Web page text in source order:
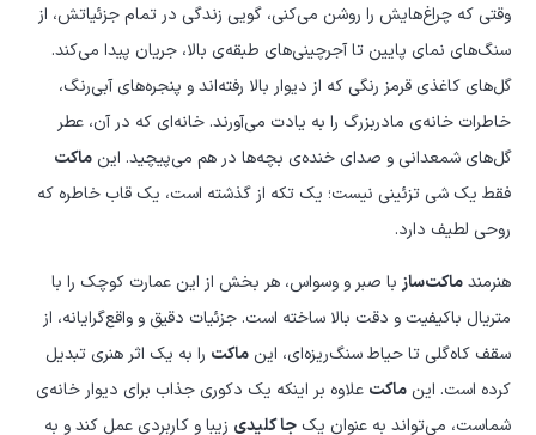
وقتی که چراغ‌هایش را روشن می‌کنی، گویی زندگی در تمام جزئیاتش، از
سنگ‌های نمای پایین تا آجرچینی‌های طبقه‌ی بالا، جریان پیدا می‌کند.
گل‌های کاغذی قرمز رنگی که از دیوار بالا رفته‌اند و پنجره‌های آبی‌رنگ،
خاطرات خانه‌ی مادربزرگ را به یادت می‌آورند. خانه‌ای که در آن، عطر
گل‌های شمعدانی و صدای خنده‌ی بچه‌ها در هم می‌پیچید. این ماکت
فقط یک شی تزئینی نیست؛ یک تکه از گذشته است، یک قاب خاطره که
روحی لطیف دارد.
هنرمندماکت‌ساز با صبر و وسواس، هر بخش از این عمارت کوچک را با
متریال باکیفیت و دقت بالا ساخته است. جزئیات دقیق و واقع‌گرایانه، از
سقف کاه‌گلی تا حیاط سنگ‌ریزه‌ای، این ماکت را به یک اثر هنری تبدیل
کرده است. این ماکت علاوه بر اینکه یک دکوری جذاب برای دیوار خانه‌ی
شماست، می‌تواند به عنوان یک جا کلیدی زیبا و کاربردی عمل کند و به